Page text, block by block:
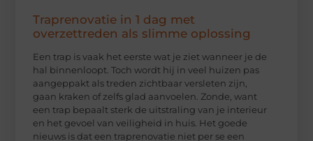
Traprenovatie in 1 dag met
overzettreden als slimme oplossing
Een trap is vaak het eerste wat je ziet wanneer je de
hal binnenloopt. Toch wordt hij in veel huizen pas
aangeppakt als treden zichtbaar versleten zijn,
gaan kraken of zelfs glad aanvoelen. Zonde, want
een trap bepaalt sterk de uitstraling van je interieur
en het gevoel van veiligheid in huis. Het goede
nieuws is dat een traprenovatie niet per se een